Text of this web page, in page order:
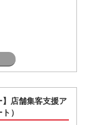
】店舗集客支援ア
）